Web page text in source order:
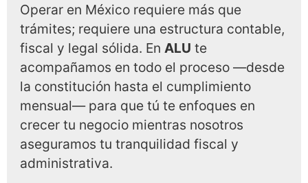
Operar en México requiere más que
trámites; requiere una estructura contable,
fiscal y legal sólida. En ALU te
acompañamos en todo el proceso —desde
la constitución hasta el cumplimiento
mensual— para que tú te enfoques en
crecer tu negocio mientras nosotros
aseguramos tu tranquilidad fiscal y
administrativa.